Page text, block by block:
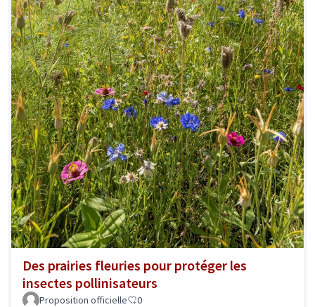
Des prairies fleuries pour protéger les
insectes pollinisateurs
Proposition officielle 0